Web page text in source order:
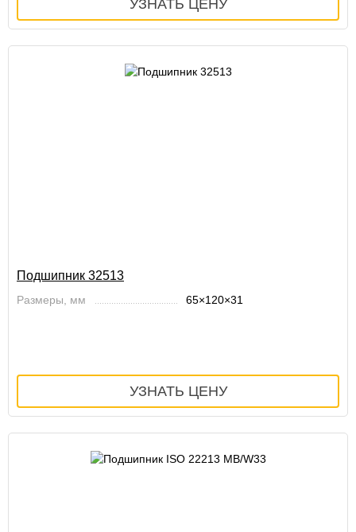
Подшипник 32513
Размеры, мм 65×120×31